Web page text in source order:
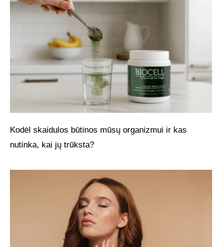
Kodėl skaidulos būtinos mūsų organizmui ir kas
nutinka, kai jų trūksta?